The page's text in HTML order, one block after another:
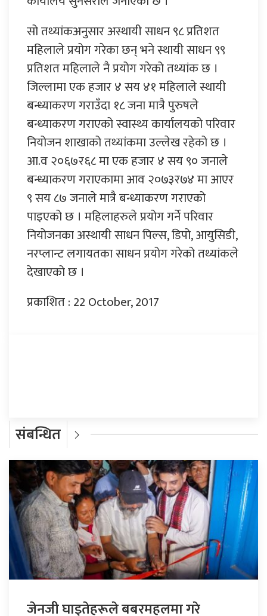
सो तथ्यांकअनुसार अस्थायी साधन ९८ प्रतिशत
महिलाले प्रयोग गरेका छन् भने स्थायी साधन ९९
प्रतिशत महिलाले नै प्रयोग गरेको तथ्यांक छ ।
जिल्लामा एक हजार ४ सय ४१ महिलाले स्थायी
बन्ध्याकरण गराउँदा १८ जना मात्रै पुरुषले
बन्ध्याकरण गराएको स्वास्थ्य कार्यालयको परिवार
नियोजन शाखाको तथ्यांकमा उल्लेख रहेको छ ।
आ.व २०६७र६८ मा एक हजार ४ सय ९० जनाले
बन्ध्याकरण गराएकामा आव २०७३र७४ मा आएर
९ सय ८७ जनाले मात्रै बन्ध्याकरण गराएको
पाइएको छ । महिलाहरुले प्रयोग गर्ने परिवार
नियोजनका अस्थायी साधन पिल्स, डिपो, आयुसिडी,
नरप्लान्ट लगायतका साधन प्रयोग गरेको तथ्यांकले
देखाएको छ ।
प्रकाशित : 22 October, 2017
संबन्धित
जेनजी घाइतेहरूले बबरमहलमा गरे